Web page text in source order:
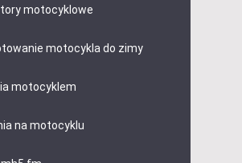
motocyklowe
motocykla do zimy
motocyklem
na motocyklu